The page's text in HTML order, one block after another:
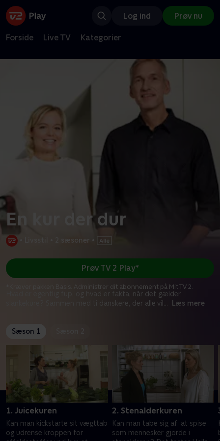
Log ind Prøv nu
Forside Live TV Kategorier
En kur der dur
2 sæsoner •
Hvad er egentlig fup, og hvad er fakta, når det gælder
slankekure? Sammen med ti danskere, der alle vil... Læs mere
Prøv TV 2 Play*
*Kræver pakken Basis. Administrer dit abonnement på Mit TV 2.
Sæson 1
1. Juicekuren
Kan man kickstarte sit vægttab
og udrense kroppen for
2. Stenalderkuren
Kan man tabe sig af, at spise
som mennesker gjorde i